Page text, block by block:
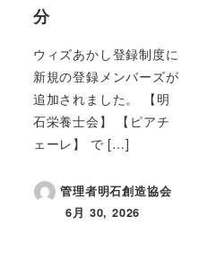
分
ウィズあかし登録制度に
新規の登録メンバーズが
追加されました。 【明
石栄養士会】 【ピアチ
ェーレ】 で […]
管理者明石創造協会
投稿日
6月 30, 2026